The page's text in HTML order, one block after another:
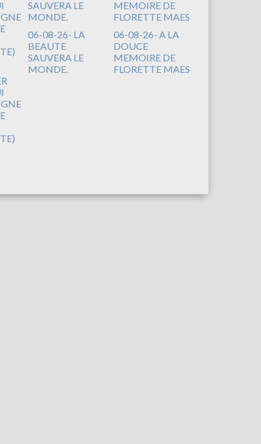
06-08-26- LA
BEAUTE
SAUVERA LE
MONDE.
06-08-26- A LA
DOUCE
MEMOIRE DE
FLORETTE MAES